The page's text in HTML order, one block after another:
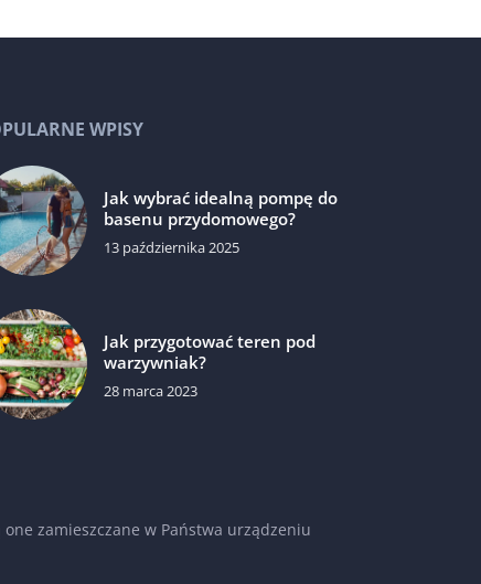
WPISY
Jak wybrać idealną pompę do
basenu przydomowego?
13 października 2025
Jak przygotować teren pod
warzywniak?
28 marca 2023
zamieszczane w Państwa urządzeniu